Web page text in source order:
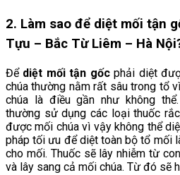
2. Làm sao để diệt mối tận
Tựu – Bắc Từ Liêm – Hà
Để diệt mối tận gốcphải diệt
chúa thường nằm rất sâu trong tổ
chúa là điều gần như không
thường sử dụng các loại thuốc
được mối chúa vì vậy không thể
pháp tối ưu để diệt toàn bộ tổ mối
cho mối. Thuốc sẽ lây nhiễm từ
và lây sang cả mối chúa. Từ đó sẽ